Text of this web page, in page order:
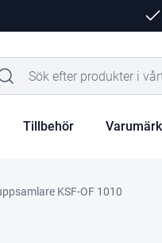
Tillbehör
KSF-OF 1010